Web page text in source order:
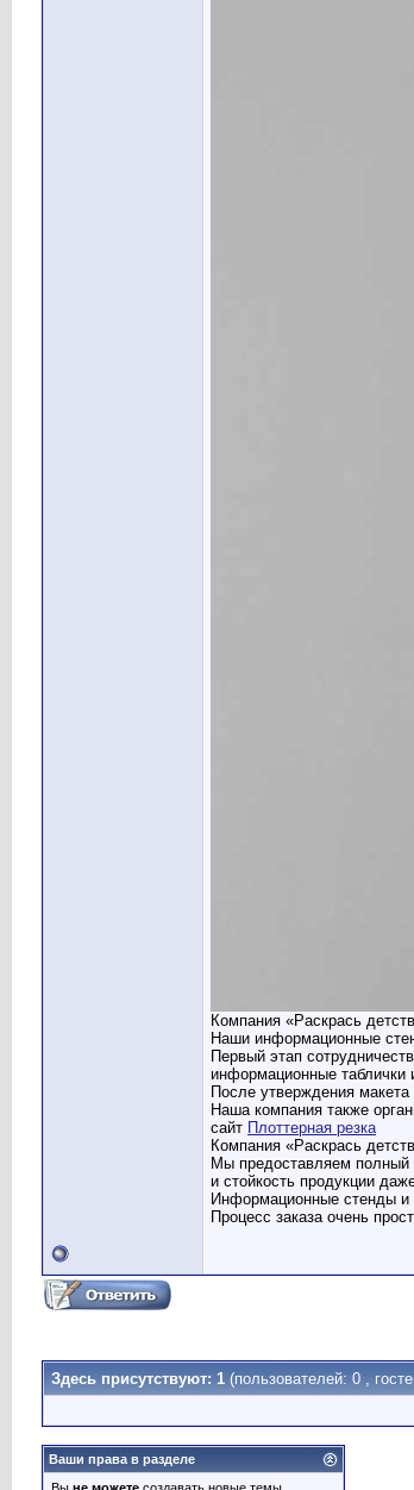
Компания «Раскрась
Наши информационные
Первый этап
информационные
После утверждения
Наша компания также
сайт Плоттерная резка
Компания «Раскрась
Мы предоставляем полный
и стойкость продукции
Информационные стенды и
Процесс заказа очень
Здесь присутствуют: 1 (пользователей: 0 ,
Ваши права в разделе